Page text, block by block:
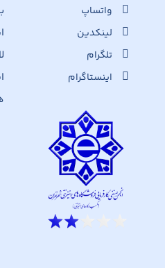
واتساپ
لینکدین
تلگرام
اینستاگرام